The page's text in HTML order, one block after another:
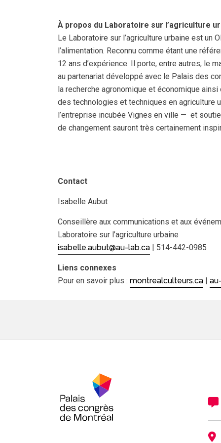
À propos du Laboratoire sur l’agriculture
Le Laboratoire sur l’agriculture urbaine est un
l’alimentation. Reconnu comme étant une
12 ans d’expérience. Il porte, entre autres, le
au partenariat développé avec le Palais des
la recherche agronomique et économique
des technologies et techniques en agriculture
l’entreprise incubée Vignes en ville — et
de changement sauront très certainement
Contact
Isabelle Aubut
Conseillère aux communications et aux
Laboratoire sur l’agriculture urbaine
isabelle.aubut@au-lab.ca | 514-442-0985
Liens connexes
Pour en savoir plus : montrealculteurs.ca